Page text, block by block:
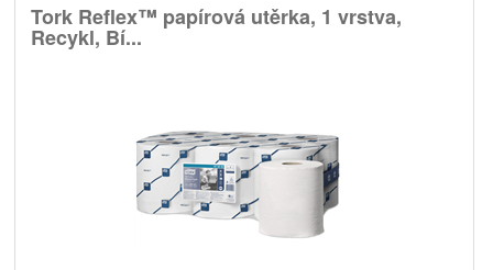
Tork Reflex™ papírová utěrka, 1 vrstva,
Recykl, Bí...